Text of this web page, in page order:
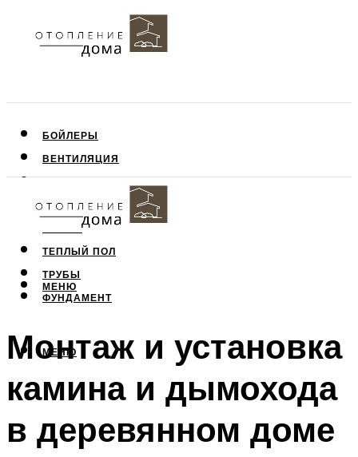
БОЙЛЕРЫ
ВЕНТИЛЯЦИЯ
ПОТОЛОК
СТЕНЫ
ТЕПЛЫЙ ПОЛ
ТРУБЫ
ФУНДАМЕНТ
МЕНЮ
МЕНЮ
Монтаж и установка
камина и дымохода
в деревянном доме